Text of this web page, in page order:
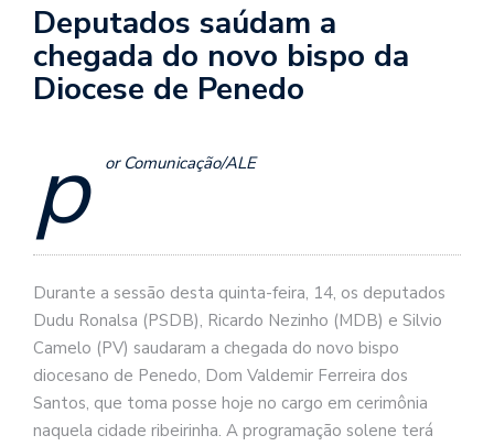
Deputados saúdam a
chegada do novo bispo da
Diocese de Penedo
p or Comunicação/ALE
Durante a sessão desta quinta-feira, 14, os deputados
Dudu Ronalsa (PSDB), Ricardo Nezinho (MDB) e Silvio
Camelo (PV) saudaram a chegada do novo bispo
diocesano de Penedo, Dom Valdemir Ferreira dos
Santos, que toma posse hoje no cargo em cerimônia
naquela cidade ribeirinha. A programação solene terá